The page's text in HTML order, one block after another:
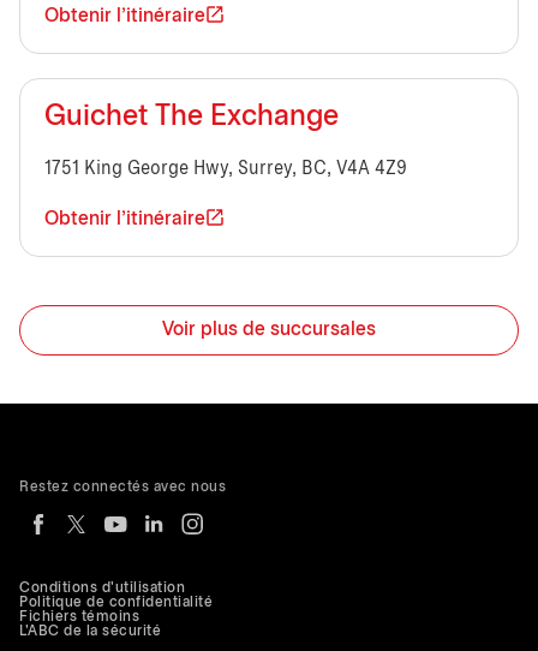
Obtenir l'itinéraire
Guichet The Exchange
1751 King George Hwy, Surrey, BC, V4A 4Z9
Obtenir l'itinéraire
Voir plus de succursales
Conditions d'utilisation
Politique de confidentialité
Fichiers témoins
L'ABC de la sécurité
Restez connectés avec nous